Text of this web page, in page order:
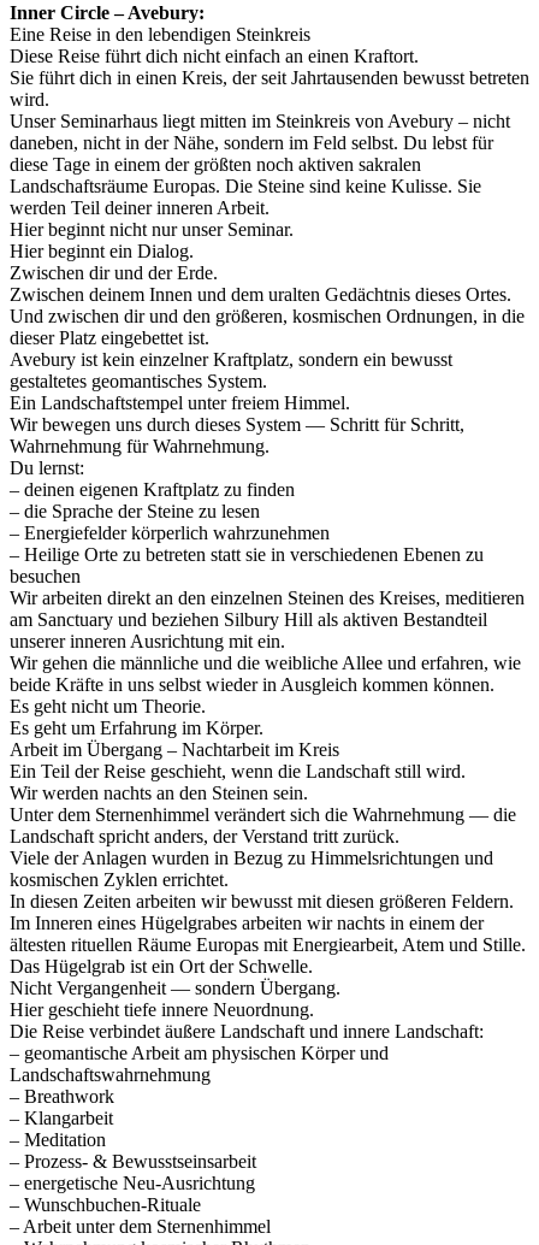
Inner Circle – Avebury:
Eine Reise in den lebendigen Steinkreis
Diese Reise führt dich nicht einfach an einen Kraftort.
Sie führt dich in einen Kreis, der seit Jahrtausenden bewusst betreten
wird.
Unser Seminarhaus liegt mitten im Steinkreis von Avebury – nicht
daneben, nicht in der Nähe, sondern im Feld selbst. Du lebst für
diese Tage in einem der größten noch aktiven sakralen
Landschaftsräume Europas. Die Steine sind keine Kulisse. Sie
werden Teil deiner inneren Arbeit.
Hier beginnt nicht nur unser Seminar.
Hier beginnt ein Dialog.
Zwischen dir und der Erde.
Zwischen deinem Innen und dem uralten Gedächtnis dieses Ortes.
Und zwischen dir und den größeren, kosmischen Ordnungen, in die
dieser Platz eingebettet ist.
Avebury ist kein einzelner Kraftplatz, sondern ein bewusst
gestaltetes geomantisches System.
Ein Landschaftstempel unter freiem Himmel.
Wir bewegen uns durch dieses System — Schritt für Schritt,
Wahrnehmung für Wahrnehmung.
Du lernst:
– deinen eigenen Kraftplatz zu finden
– die Sprache der Steine zu lesen
– Energiefelder körperlich wahrzunehmen
– Heilige Orte zu betreten statt sie in verschiedenen Ebenen zu
besuchen
Wir arbeiten direkt an den einzelnen Steinen des Kreises, meditieren
am Sanctuary und beziehen Silbury Hill als aktiven Bestandteil
unserer inneren Ausrichtung mit ein.
Wir gehen die männliche und die weibliche Allee und erfahren, wie
beide Kräfte in uns selbst wieder in Ausgleich kommen können.
Es geht nicht um Theorie.
Es geht um Erfahrung im Körper.
Arbeit im Übergang – Nachtarbeit im Kreis
Ein Teil der Reise geschieht, wenn die Landschaft still wird.
Wir werden nachts an den Steinen sein.
Unter dem Sternenhimmel verändert sich die Wahrnehmung — die
Landschaft spricht anders, der Verstand tritt zurück.
Viele der Anlagen wurden in Bezug zu Himmelsrichtungen und
kosmischen Zyklen errichtet.
In diesen Zeiten arbeiten wir bewusst mit diesen größeren Feldern.
Im Inneren eines Hügelgrabes arbeiten wir nachts in einem der
ältesten rituellen Räume Europas mit Energiearbeit, Atem und Stille.
Das Hügelgrab ist ein Ort der Schwelle.
Nicht Vergangenheit — sondern Übergang.
Hier geschieht tiefe innere Neuordnung.
Die Reise verbindet äußere Landschaft und innere Landschaft:
– geomantische Arbeit am physischen Körper und
Landschaftswahrnehmung
– Breathwork
– Klangarbeit
– Meditation
– Prozess- & Bewusstseinsarbeit
– energetische Neu-Ausrichtung
– Wunschbuchen-Rituale
– Arbeit unter dem Sternenhimmel